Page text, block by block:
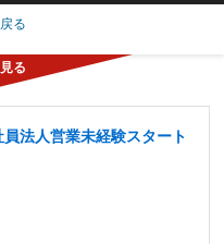
る
法人営業未経験スタート